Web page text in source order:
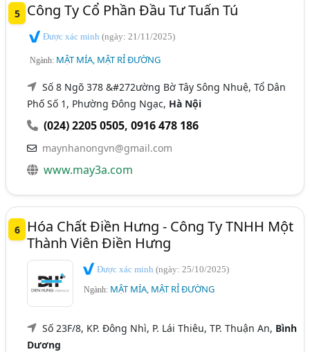
5 Công Ty Cổ Phần Đầu Tư Tuấn Tú
Được xác minh(ngày: 21/11/2025)
Ngành: MẬT MÍA, MẬT RỈ ĐƯỜNG
Số 8 Ngõ 378 &#272ường Bờ Tây Sông Nhuệ, Tổ Dân
Phố Số 1, Phường Đông Ngạc, Hà Nội
(024) 2205 0505,0916 478 186
maynhanongvn@gmail.com
www.may3a.com
6
Hóa Chất Điền Hưng - Công Ty TNHH Một
Thành Viên Điền Hưng
Được xác minh(ngày: 25/10/2025)
Ngành: MẬT MÍA, MẬT RỈ ĐƯỜNG
Số 23F/8, KP. Đông Nhì, P. Lái Thiêu, TP. Thuận An, Bình
Dương